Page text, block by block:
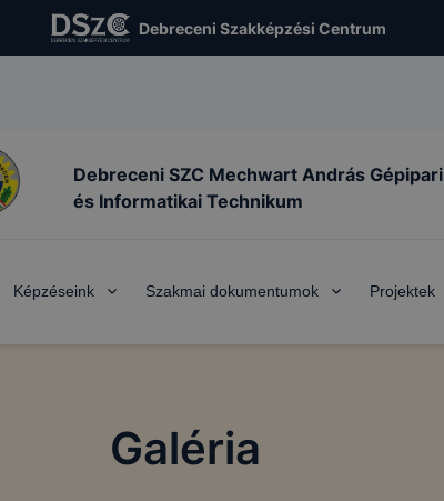
Debreceni Szakképzési Centrum
Debreceni SZC Mechwart András Gépipari
és Informatikai Technikum
Képzéseink Szakmai dokumentumok Projektek
Galéria